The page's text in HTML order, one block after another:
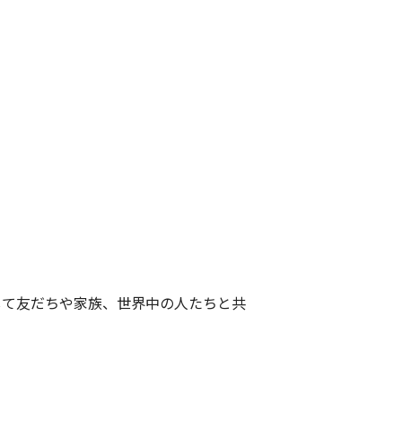
友だちや家族、世界中の人たちと共